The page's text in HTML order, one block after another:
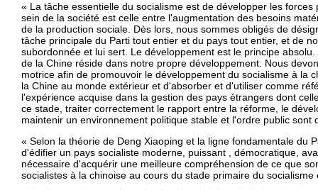
« La tâche essentielle du socialisme est de développer les
sein de la société est celle entre l'augmentation des besoins
de la production sociale. Dès lors, nous sommes obligés de
tâche principale du Parti tout entier et du pays tout entier, et de
subordonnée et lui sert. Le développement est le principe
de la Chine réside dans notre propre développement. Nous
motrice afin de promouvoir le développement du socialisme à la
la Chine au monde extérieur et d'absorber et d'utiliser comme
l'expérience acquise dans la gestion des pays étrangers dont
ce stade, traiter correctement le rapport entre la réforme, le
maintenir un environnement politique stable et l'ordre public sont
« Selon la théorie de Deng Xiaoping et la ligne fondamentale du
d'édifier un pays socialiste moderne, puissant , démocratique,
nécessaire d'acquérir une meilleure compréhension de ce que
socialistes à la chinoise au cours du stade primaire du